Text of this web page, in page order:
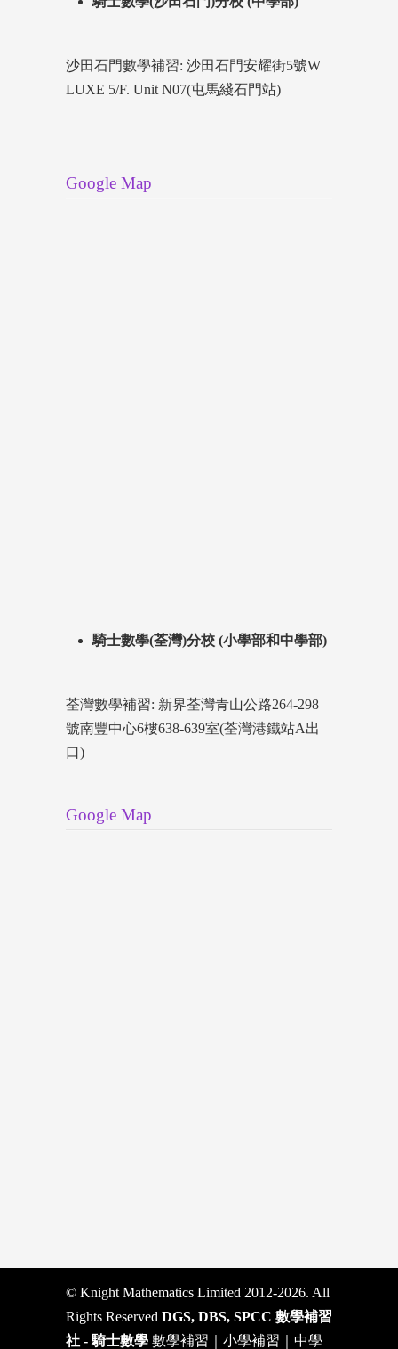
沙田石門數學補習: 沙田石門安耀街5號W
LUXE 5/F. Unit N07(屯馬綫石門站)
Google Map
騎士數學(荃灣)分校 (小學部和中學部)
荃灣數學補習: 新界荃灣青山公路264-298
號南豐中心6樓638-639室(荃灣港鐵站A出
口)
Google Map
© Knight Mathematics Limited 2012-2026. All
Rights Reserved DGS, DBS, SPCC 數學補習
社 - 騎士數學 數學補習｜小學補習｜中學